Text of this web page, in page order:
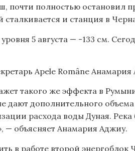
почти полностью остановил
и станция в
5 августа — -133 см.
Apele Române Анамария
такого же эффекта в
дают дополнительного
расхода воды Дуная. Река
объясняет Анамария Аджиу.
в работе второй энергоблок